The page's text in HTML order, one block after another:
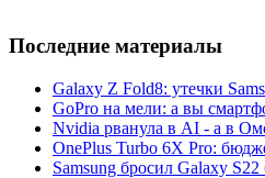
Последние материалы
Galaxy Z Fold8: утечки
GoPro на мели: а вы
Nvidia рванула в AI - а в
OnePlus Turbo 6X Pro:
Samsung бросил Galaxy